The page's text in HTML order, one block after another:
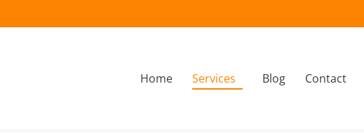
Home Services Blog Contact
Home Services Blog Contact À propos